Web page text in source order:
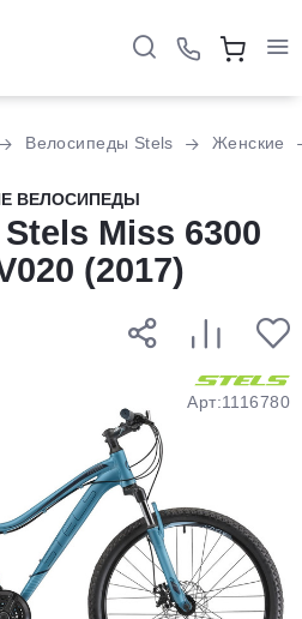
Велосипеды Stels Женские
ВЕЛОСИПЕДЫ
Miss 6300
(2017)
Арт:1116780